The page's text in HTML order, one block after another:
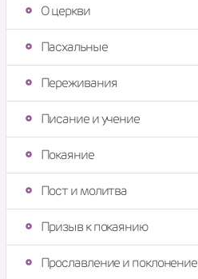
О церкви
Пасхальные
Переживания
Писание и учение
Покаяние
Пост и молитва
Призыв к покаянию
Прославление и поклонение